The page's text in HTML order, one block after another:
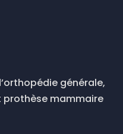
générale,
prothèse mammaire